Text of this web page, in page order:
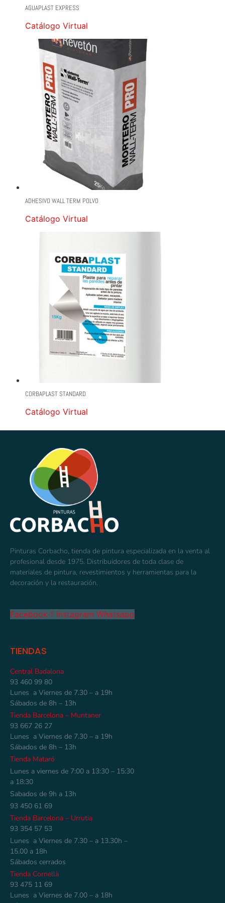
AGUAPLAST EXPRESS
Catálogo Virtual
ADHESIVO WALL TERM POLVO
Catálogo Virtual
CORBAPLAST STANDARD
Catálogo Virtual
Pinturas Corbacho, tienda de pintura especializada en la venta al
profesional desde 1975. Distribuidores de toda clase de
materiales de pintura, revestimientos y herramientas para la
decoración y la restauración.
Facebook-f Instagram Whatsapp
TIENDAS
Central Badalona
93 460 99 80
Lunes a Viernes de 7.30 – a 19h
Sábados de 8h – 13h
Tienda Barcelona – Muntaner
93 667 26 27
Lunes a Viernes de 7.30 – a 19h
Sábados de 8h – 13h
Tienda Mataró
Lunes a viernes de 7:00 a 13:30 – 15:30
a 18:30
Sabados de 9h a 13h
93 450 61 69
Tienda Barcelona – Urrutia
93 354 57 53
Lunes a Viernes de 7.30 – a 13.30h –
15.00 a 18h
Sábados cerrados
Tienda Cornellà
93 475 11 69
Lunes a Viernes de 7.00 – a 18h